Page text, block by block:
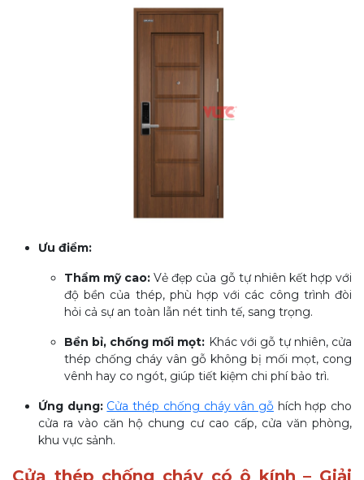
Ưu điểm:
Thẩm mỹ cao: Vẻ đẹp của gỗ tự nhiên kết hợp với
độ bền của thép, phù hợp với các công trình đòi
hỏi cả sự an toàn lẫn nét tinh tế, sang trọng.
Bền bỉ, chống mối mọt: Khác với gỗ tự nhiên, cửa
thép chống cháy vân gỗ không bị mối mọt, cong
vênh hay co ngót, giúp tiết kiệm chi phí bảo trì.
Ứng dụng: Cửa thép chống cháy vân gỗhích hợp cho
cửa ra vào căn hộ chung cư cao cấp, cửa văn phòng,
khu vực sảnh.
Cửa thép chống cháy có ô kính – Giải